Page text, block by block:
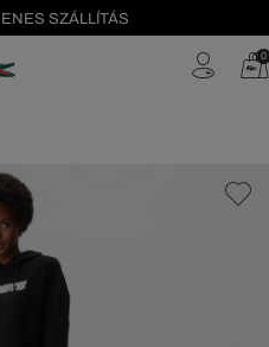
SZÁLLÍTÁS
akár -40%! 0